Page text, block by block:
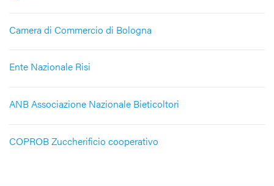
Camera di Commercio di Bologna
Ente Nazionale Risi
ANB Associazione Nazionale Bieticoltori
COPROB Zuccherificio cooperativo